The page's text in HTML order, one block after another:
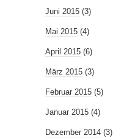
Juni 2015 (3)
Mai 2015 (4)
April 2015 (6)
März 2015 (3)
Februar 2015 (5)
Januar 2015 (4)
Dezember 2014 (3)